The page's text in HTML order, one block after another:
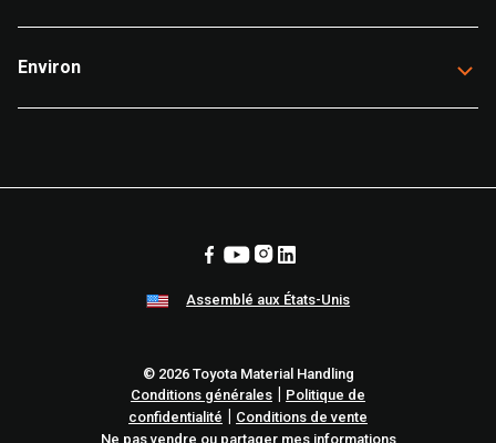
Environ
Assemblé aux États-Unis
© 2026 Toyota Material Handling
Conditions générales
Politique de
confidentialité
Conditions de vente
Ne pas vendre ou partager mes informations